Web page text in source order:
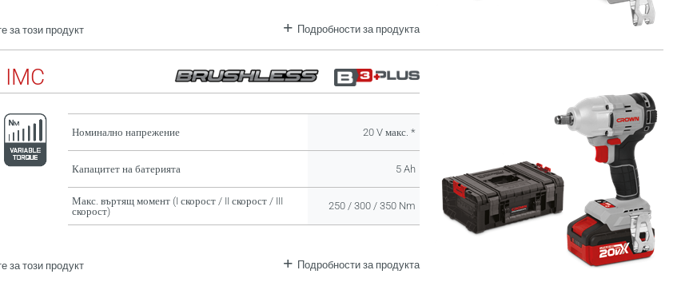
за този продукт Подробности за продукта
Номинално напрежение 20 V макс. *
Капацитет на батерията 5 Ah
Макс. въртящ момент (I скорост / II скорост / III
скорост)
250 / 300 / 350 Nm
за този продукт Подробности за продукта